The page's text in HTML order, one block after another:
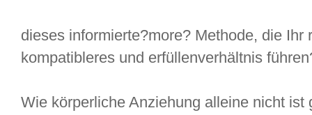
dieses informierte?more? Methode, die Ihr
kompatibleres und erfüllenverhältnis
Wie körperliche Anziehung alleine nicht ist